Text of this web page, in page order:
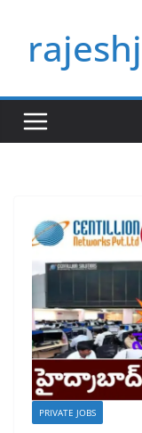
content
PRIVATE JOBS